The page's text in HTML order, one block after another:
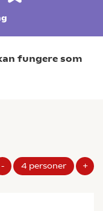
fungere som
- 4 personer +